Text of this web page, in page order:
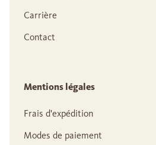
Carrière
Contact
Mentions légales
Frais d'expédition
Modes de paiement